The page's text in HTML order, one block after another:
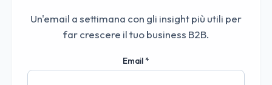
Un'email a settimana con gli insight più utili per
far crescere il tuo business B2B.
Email*